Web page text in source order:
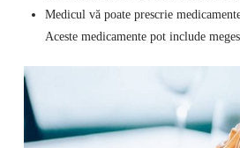
Medicul vă poate prescrie
Aceste medicamente pot include